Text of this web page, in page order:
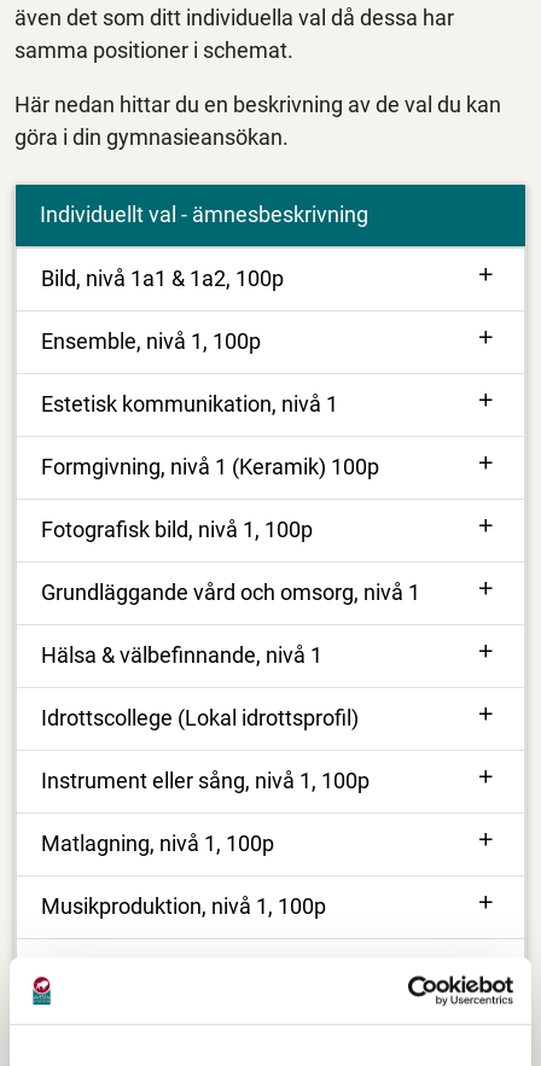
även det som ditt individuella val då dessa har
samma positioner i schemat.
Här nedan hittar du en beskrivning av de val du kan
göra i din gymnasieansökan.
Individuellt val - ämnesbeskrivning
Bild, nivå 1a1 & 1a2, 100p
Ensemble, nivå 1, 100p
Estetisk kommunikation, nivå 1
Formgivning, nivå 1 (Keramik) 100p
Fotografisk bild, nivå 1, 100p
Grundläggande vård och omsorg, nivå 1
Hälsa & välbefinnande, nivå 1
Idrottscollege (Lokal idrottsprofil)
Instrument eller sång, nivå 1, 100p
Matlagning, nivå 1, 100p
Musikproduktion, nivå 1, 100p
Programmering, nivå 1, 100p